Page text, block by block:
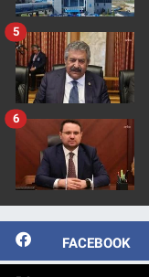
5
6
FACEBOOK